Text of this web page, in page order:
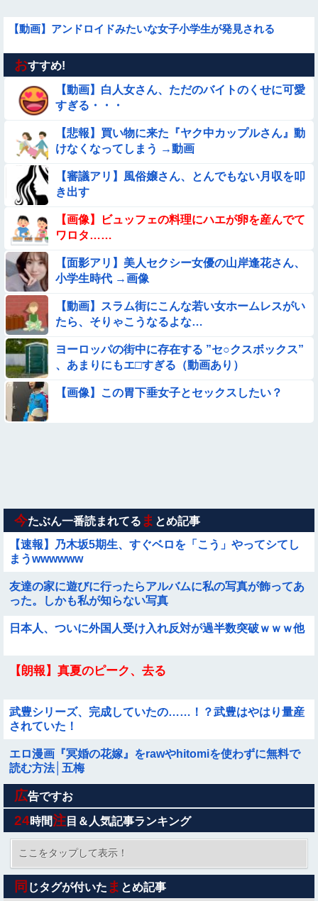
【動画】アンドロイドみたいな女子小学生が発見される
【動画】ピザ屋のバイト女、クッソせこい『ツマミ食い』をし
て炎上
【画像】新人AV女優さん、ジブリキャラのコスプレでチンポ
を硬めてくるｗｗｗｗｗｗｗ
【動画】韓国アイドルさん、ヱチヱチ限界点を超えてしまう
【画像】巨大マンボウの稚魚さん、金平糖みたいでカワイイｗ
【衝撃】ガチで『意識高い無能』が好きなワードと言えば？
【動画像】飛行機に『水銀』を持ち込めない理由がこれ【→】
【動画像】女の子「ウエスト？・・・60㎝だよ！」
★★同格のように語られてるけど実際は『雲泥の差』があるも
のと言えば？
【動画】デブの喧嘩 ガチでヤバい……
ろ！飛ぶぞ」
おすすめ!
【動画】白人女さん、ただのバイトのくせに可愛
すぎる・・・
【悲報】買い物に来た『ヤク中カップルさん』動
けなくなってしまう →動画
【審議アリ】風俗嬢さん、とんでもない月収を叩
き出す
【画像】ビュッフェの料理にハエが卵を産んでて
ワロタ……
【面影アリ】美人セクシー女優の山岸逢花さん、
小学生時代 →画像
【動画】スラム街にこんな若い女ホームレスがい
たら、そりゃこうなるよな…
ヨーロッパの街中に存在する ”セ○クスボックス”
、あまりにもエ□すぎる（動画あり）
【画像】この胃下垂女子とセックスしたい？
今たぶん一番読まれてる ま とめ記事
【速報】乃木坂5期生、すぐベロを「こう」やってシてし
まうwwwwww
友達の家に遊びに行ったらアルバムに私の写真が飾ってあ
った。しかも私が知らない写真
日本人、ついに外国人受け入れ反対が過半数突破ｗｗｗ他
【朗報】真夏のピーク、去る
武豊シリーズ、完成していたの……！？武豊はやはり量産
されていた！
エロ漫画『冥婚の花嫁』をrawやhitomiを使わずに無料で
読む方法│五梅
【画像】女さん「これがヤれる男ですｗｗｗｗｗｗこっち
はヤれない････」⇒！
【艦これ】データ保守＆ほんの少しだけアプデ完了！ ア
プデまとめ
【画像】漫画家・桂正和、最新のパンツ＆お尻のイラスト
投稿にネット衝撃「この質感の出し方」「実写かと思いま
広告ですお
24時間注 目＆人気記事ランキング
ここをタップして表示！
同 じタグが付いた ま とめ記事